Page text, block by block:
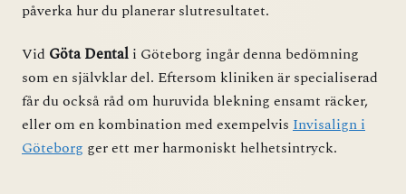
påverka hur du planerar slutresultatet.
Vid Göta Dental i Göteborg ingår denna bedömning
som en självklar del. Eftersom kliniken är specialiserad
får du också råd om huruvida blekning ensamt räcker,
eller om en kombination med exempelvis Invisalign i
Göteborg ger ett mer harmoniskt helhetsintryck.